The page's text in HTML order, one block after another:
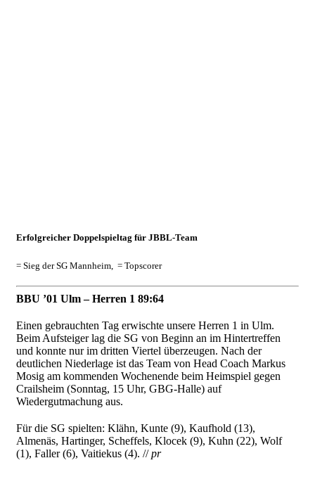
Erfolgreicher Doppelspieltag für JBBL-Team
= Sieg der SG Mannheim, = Topscorer
BBU ’01 Ulm – Herren 1 89:64
Einen gebrauchten Tag erwischte unsere Herren 1 in Ulm.
Beim Aufsteiger lag die SG von Beginn an im Hintertreffen
und konnte nur im dritten Viertel überzeugen. Nach der
deutlichen Niederlage ist das Team von Head Coach Markus
Mosig am kommenden Wochenende beim Heimspiel gegen
Crailsheim (Sonntag, 15 Uhr, GBG-Halle) auf
Wiedergutmachung aus.
Für die SG spielten: Klähn, Kunte (9), Kaufhold (13),
Almenäs, Hartinger, Scheffels, Klocek (9), Kuhn (22), Wolf
(1), Faller (6), Vaitiekus (4). //pr